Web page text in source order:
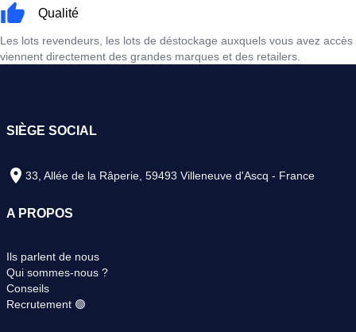
Qualité
Les lots revendeurs, les lots de déstockage auxquels vous avez accès
viennent directement des grandes marques et des retailers.
SIÈGE SOCIAL
33, Allée de la Râperie, 59493 Villeneuve d'Ascq - France
A PROPOS
Ils parlent de nous
Qui sommes-nous ?
Conseils
Recrutement 🟢